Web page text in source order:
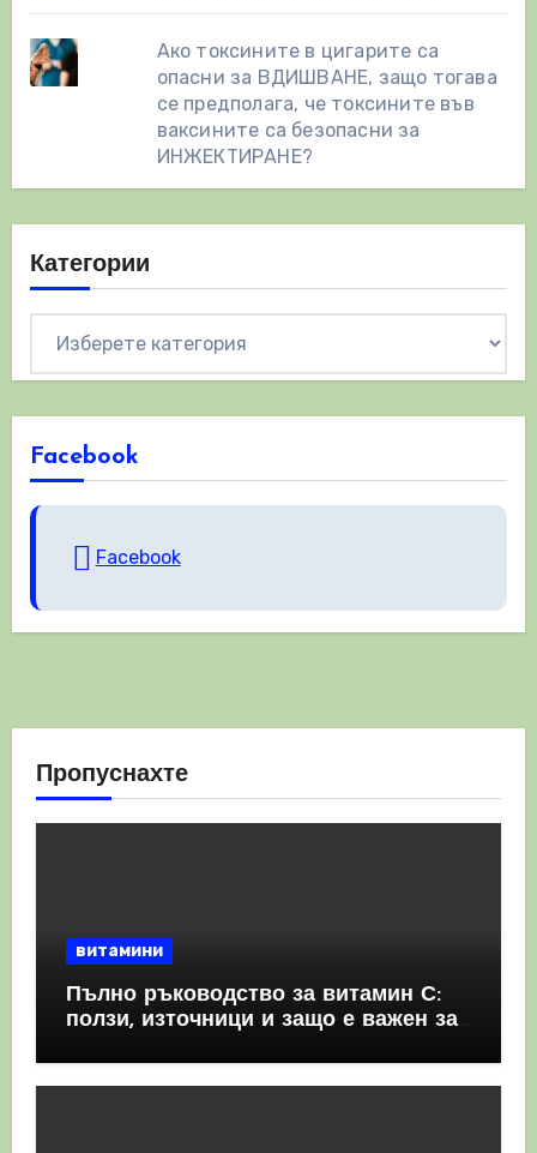
Ако токсините в цигарите са
опасни за ВДИШВАНЕ, защо тогава
се предполага, че токсините във
ваксините са безопасни за
ИНЖЕКТИРАНЕ?
Категории
Facebook
Facebook
Пропуснахте
витамини
Пълно ръководство за витамин С:
ползи, източници и защо е важен за